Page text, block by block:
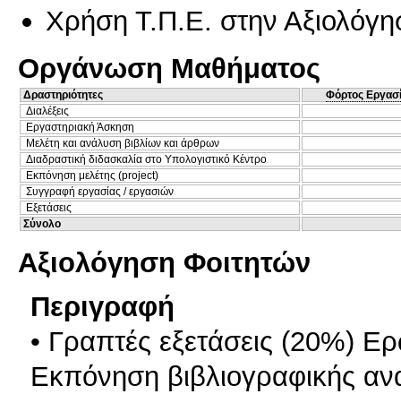
Χρήση Τ.Π.Ε. στην
Οργάνωση Μαθήματος
Δραστηριότητες
Φόρτος
Διαλέξεις
Εργαστηριακή Άσκηση
Μελέτη και ανάλυση βιβλίων και άρθρων
Διαδραστική διδασκαλία στο Υπολογιστικό Κέντρο
Εκπόνηση μελέτης (project)
Συγγραφή εργασίας / εργασιών
Εξετάσεις
Σύνολο
Αξιολόγηση Φοιτητών
Περιγραφή
• Γραπτές εξετάσεις (20%)
Εκπόνηση βιβλιογραφικής